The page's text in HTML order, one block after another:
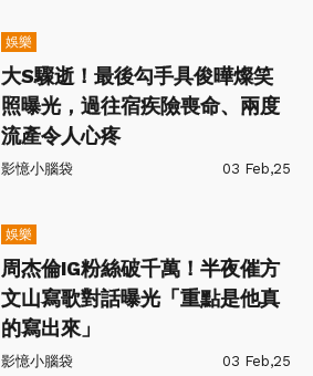
娛樂
大S驟逝！最後勾手具俊曄燦笑
照曝光，過往宿疾險喪命、兩度
流產令人心疼
影憶小腦袋 03 Feb,25
娛樂
周杰倫IG粉絲破千萬！半夜催方
文山寫歌對話曝光「重點是他真
的寫出來」
影憶小腦袋 03 Feb,25